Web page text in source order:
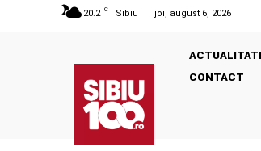
20.2 C Sibiu joi, august 6, 2026
CONTACT